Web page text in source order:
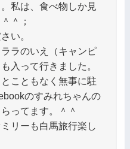
私は、食べ物しか見
＾；
い。
ラのいえ（キャンピ
入って行きました。
こともなく無事に駐
のすみれちゃんの
ってます。＾＾
リーも白馬旅行楽し